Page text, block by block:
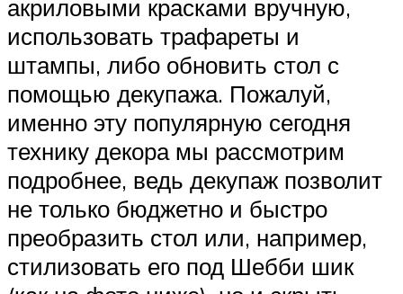
акриловыми красками вручную,
использовать трафареты и
штампы, либо обновить стол с
помощью декупажа. Пожалуй,
именно эту популярную сегодня
технику декора мы рассмотрим
подробнее, ведь декупаж позволит
не только бюджетно и быстро
преобразить стол или, например,
стилизовать его под Шебби шик